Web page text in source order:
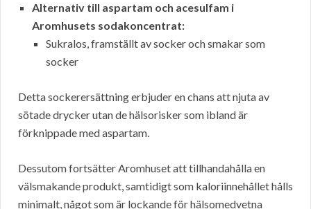
Alternativ till aspartam och acesulfam i
Aromhusets sodakoncentrat:
Sukralos, framställt av socker och smakar som
socker
Detta sockerersättning erbjuder en chans att njuta av
sötade drycker utan de hälsorisker som ibland är
förknippade med aspartam.
Dessutom fortsätter Aromhuset att tillhandahålla en
välsmakande produkt, samtidigt som kaloriinnehållet hålls
minimalt, något som är lockande för hälsomedvetna